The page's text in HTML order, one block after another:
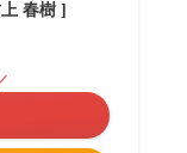
春樹 ]